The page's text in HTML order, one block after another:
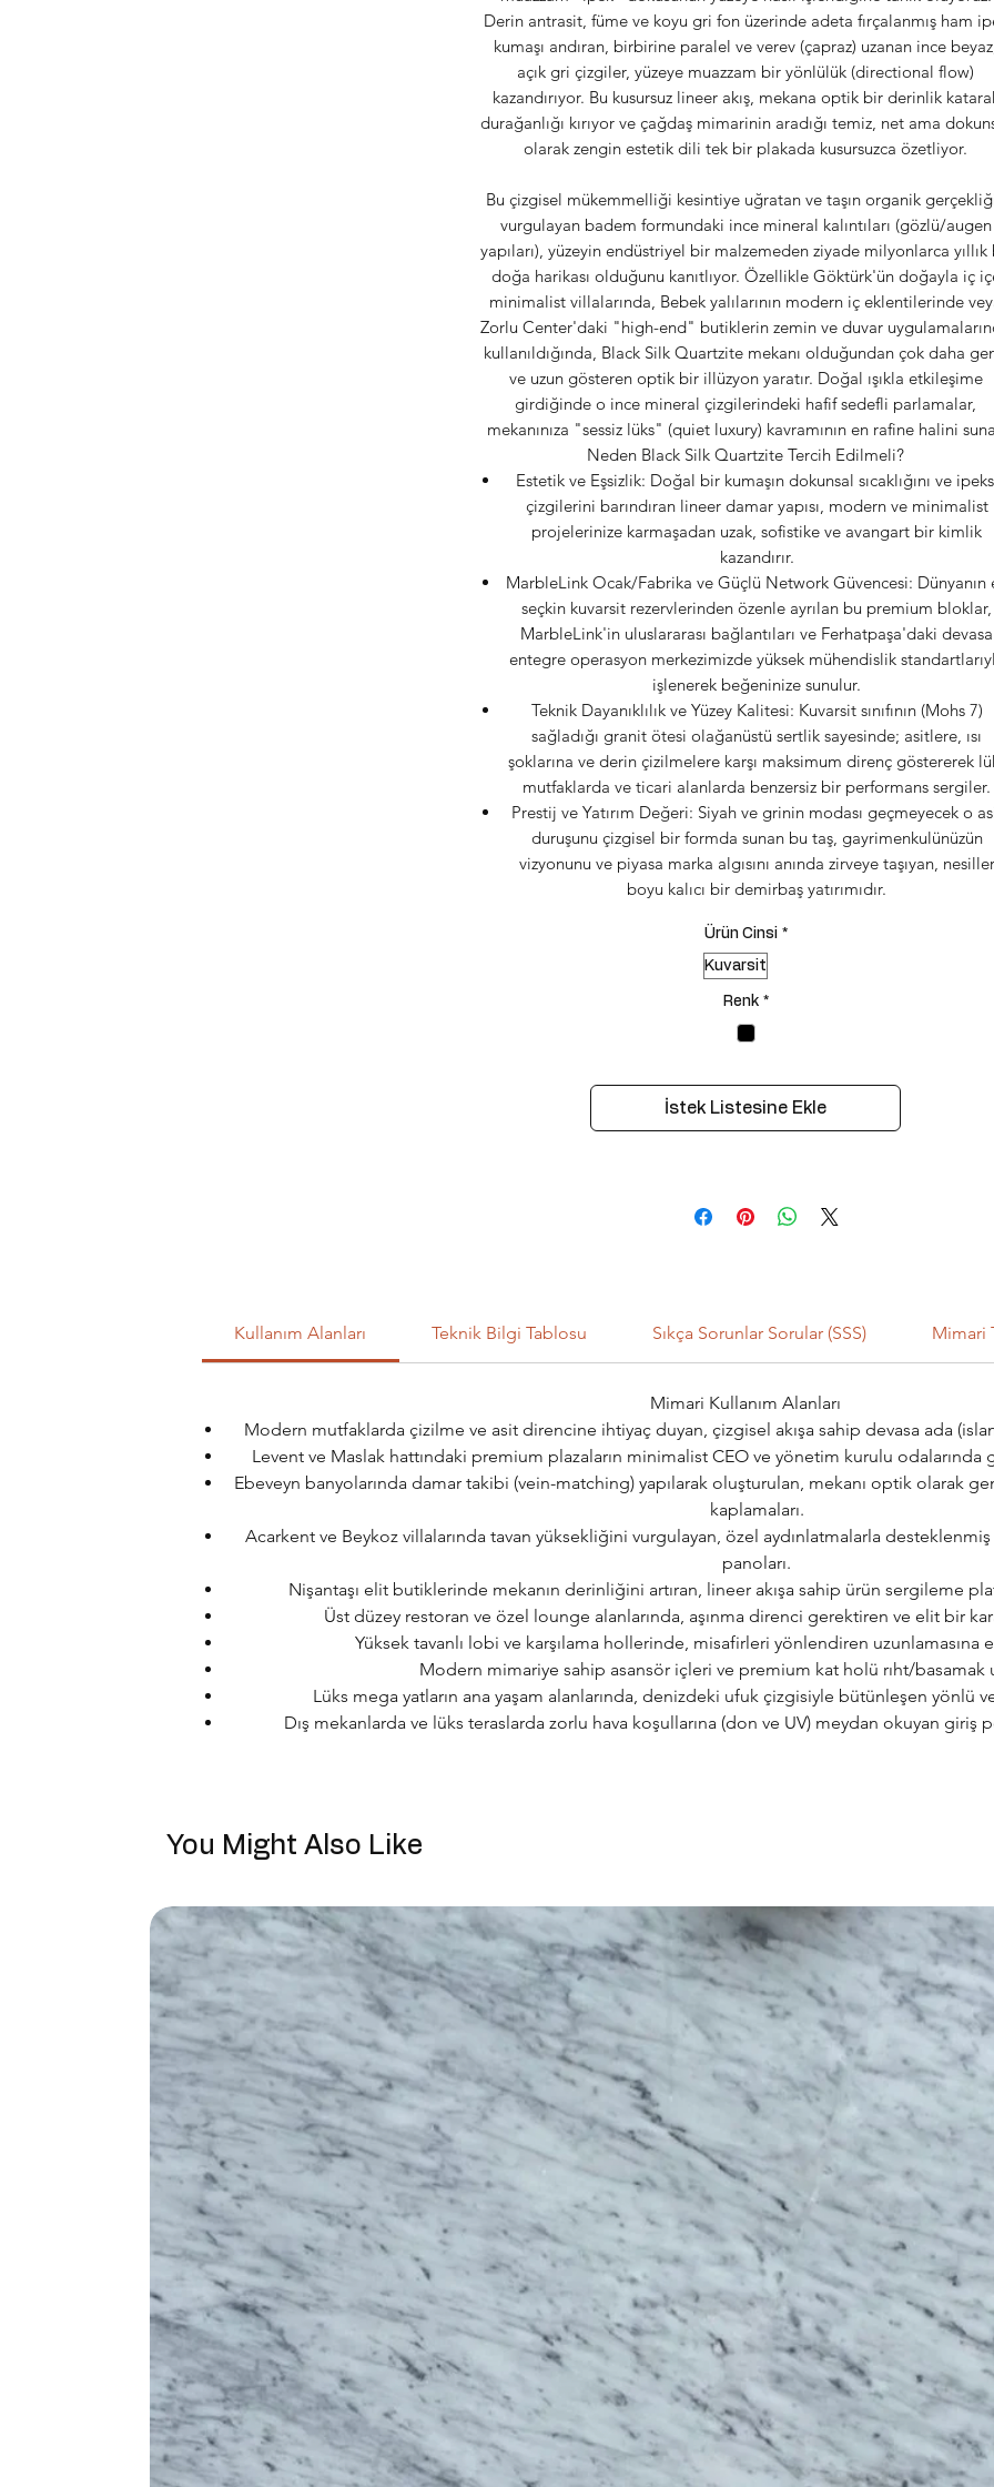
Derin antrasit, füme ve koyu gri fon üzerinde adeta fırçalanmış ham
kumaşı andıran, birbirine paralel ve verev (çapraz) uzanan ince
açık gri çizgiler, yüzeye muazzam bir yönlülük (directional flow)
kazandırıyor. Bu kusursuz lineer akış, mekana optik bir derinlik
durağanlığı kırıyor ve çağdaş mimarinin aradığı temiz, net ama
olarak zengin estetik dili tek bir plakada kusursuzca özetliyor.
Bu çizgisel mükemmelliği kesintiye uğratan ve taşın organik
vurgulayan badem formundaki ince mineral kalıntıları (gözlü/augen
yapıları), yüzeyin endüstriyel bir malzemeden ziyade milyonlarca yıllık
doğa harikası olduğunu kanıtlıyor. Özellikle Göktürk'ün doğayla iç
minimalist villalarında, Bebek yalılarının modern iç eklentilerinde
Zorlu Center'daki "high-end" butiklerin zemin ve duvar
kullanıldığında, Black Silk Quartzite mekanı olduğundan çok daha
ve uzun gösteren optik bir illüzyon yaratır. Doğal ışıkla etkileşime
girdiğinde o ince mineral çizgilerindeki hafif sedefli parlamalar,
mekanınıza "sessiz lüks" (quiet luxury) kavramının en rafine halini
Neden Black Silk Quartzite Tercih Edilmeli?
Estetik ve Eşsizlik: Doğal bir kumaşın dokunsal sıcaklığını ve
çizgilerini barındıran lineer damar yapısı, modern ve minimalist
projelerinize karmaşadan uzak, sofistike ve avangart bir kimlik
kazandırır.
MarbleLink Ocak/Fabrika ve Güçlü Network Güvencesi: Dünyanın
seçkin kuvarsit rezervlerinden özenle ayrılan bu premium bloklar,
MarbleLink'in uluslararası bağlantıları ve Ferhatpaşa'daki devasa
entegre operasyon merkezimizde yüksek mühendislik
işlenerek beğeninize sunulur.
Teknik Dayanıklılık ve Yüzey Kalitesi: Kuvarsit sınıfının (Mohs 7)
sağladığı granit ötesi olağanüstü sertlik sayesinde; asitlere, ısı
şoklarına ve derin çizilmelere karşı maksimum direnç göstererek
mutfaklarda ve ticari alanlarda benzersiz bir performans sergiler.
Prestij ve Yatırım Değeri: Siyah ve grinin modası geçmeyecek o
duruşunu çizgisel bir formda sunan bu taş, gayrimenkulünüzün
vizyonunu ve piyasa marka algısını anında zirveye taşıyan, nesiller
boyu kalıcı bir demirbaş yatırımıdır.
Ürün Cinsi *
Kuvarsit
Renk *
İstek Listesine Ekle
Kullanım Alanları Teknik Bilgi Tablosu Sıkça Sorunlar Sorular (SSS) Mimari
Mimari Kullanım Alanları
Modern mutfaklarda çizilme ve asit direncine ihtiyaç duyan, çizgisel akışa sahip devasa ada
Levent ve Maslak hattındaki premium plazaların minimalist CEO ve yönetim kurulu odalarında
Ebeveyn banyolarında damar takibi (vein-matching) yapılarak oluşturulan, mekanı optik olarak
kaplamaları.
Acarkent ve Beykoz villalarında tavan yüksekliğini vurgulayan, özel aydınlatmalarla
panoları.
Nişantaşı elit butiklerinde mekanın derinliğini artıran, lineer akışa sahip ürün sergileme
Üst düzey restoran ve özel lounge alanlarında, aşınma direnci gerektiren ve elit bir
Yüksek tavanlı lobi ve karşılama hollerinde, misafirleri yönlendiren uzunlamasına
Modern mimariye sahip asansör içleri ve premium kat holü rıht/basamak
Lüks mega yatların ana yaşam alanlarında, denizdeki ufuk çizgisiyle bütünleşen yönlü
Dış mekanlarda ve lüks teraslarda zorlu hava koşullarına (don ve UV) meydan okuyan giriş
You Might Also Like